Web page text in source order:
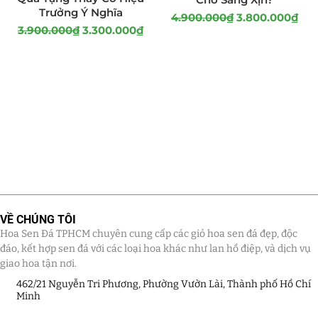
Trưởng Ý Nghĩa
3.900.000₫ 3.300.000₫
4.900.000₫ 3.800.000₫
VỀ CHÚNG TÔI
Hoa Sen Đá TPHCM chuyên cung cấp các giỏ hoa sen đá đẹp, độc
đáo, kết hợp sen đá với các loại hoa khác như lan hồ điệp, và dịch vụ
giao hoa tận nơi.
462/21 Nguyễn Tri Phương, Phường Vườn Lài, Thành phố Hồ Chí
Minh